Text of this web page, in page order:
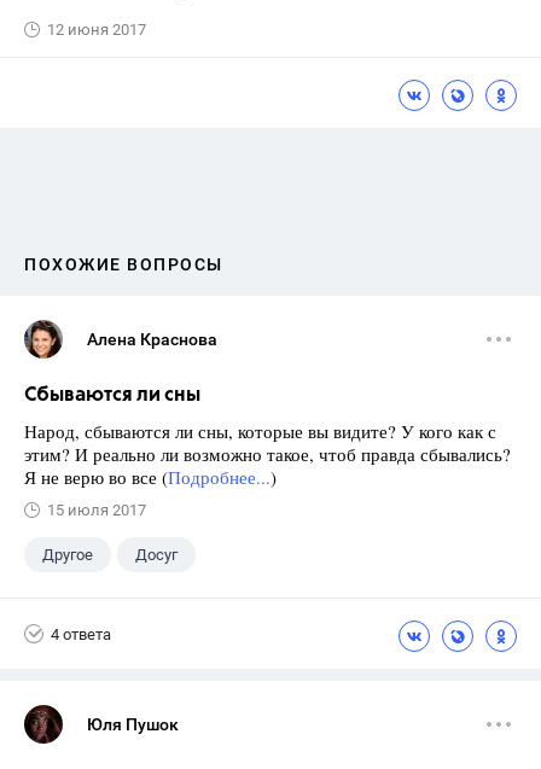
12 июня 2017
ПОХОЖИЕ ВОПРОСЫ
Алена Краснова
Сбываются ли сны
Народ, сбываются ли сны, которые вы видите? У кого как с
этим? И реально ли возможно такое, чтоб правда сбывались?
Я не верю во все (Подробнее...)
15 июля 2017
Другое Досуг
4 ответа
Юля Пушок